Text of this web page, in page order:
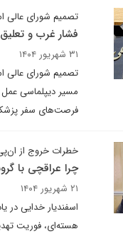
تصمیم شورای عالی
فشار غرب و
۳۱ شهریور ۱۴۰۴
تصمیم شورای عالی
مسیر دیپلماسی عمل
فرصت‌های سفر
خطرات خروج از
چرا عراقچی با
۲۱ شهریور ۱۴۰۴
اسفندیار خدایی در
هسته‌ای، فوریت